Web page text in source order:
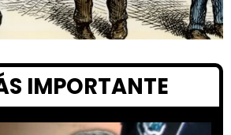
IMPORTANTE